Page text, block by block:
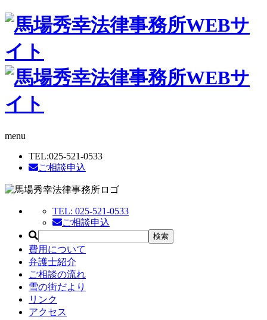
menu
TEL:025-521-0533
ご相談申込
TEL: 025-521-0533
ご相談申込
費用について
弁護士紹介
ご相談の流れ
雪の街だより
リンク
アクセス